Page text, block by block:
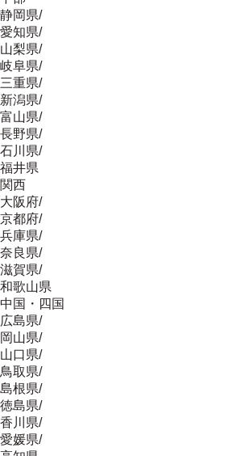
静岡県/
愛知県/
山梨県/
岐阜県/
三重県/
新潟県/
富山県/
長野県/
石川県/
福井県
関西
大阪府/
京都府/
兵庫県/
奈良県/
滋賀県/
和歌山県
中国・四国
広島県/
岡山県/
山口県/
鳥取県/
島根県/
徳島県/
香川県/
愛媛県/